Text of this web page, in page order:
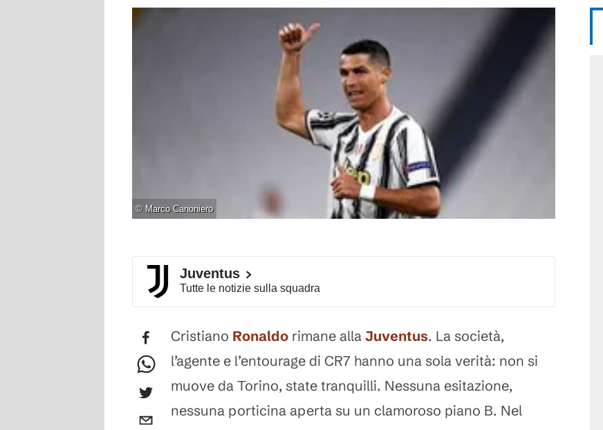
© Marco Canoniero
Juventus
Tutte le notizie sulla squadra
Cristiano Ronaldo rimane alla Juventus. La società,
l’agente e l’entourage di CR7 hanno una sola verità: non si
muove da Torino, state tranquilli. Nessuna esitazione,
nessuna porticina aperta su un clamoroso piano B. Nel